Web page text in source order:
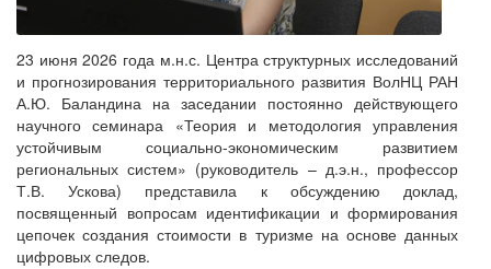
23 июня 2026 года м.н.с. Центра структурных исследований
и прогнозирования территориального развития ВолНЦ РАН
А.Ю. Баландина на заседании постоянно действующего
научного семинара «Теория и методология управления
устойчивым социально-экономическим развитием
региональных систем» (руководитель – д.э.н., профессор
Т.В. Ускова) представила к обсуждению доклад,
посвященный вопросам идентификации и формирования
цепочек создания стоимости в туризме на основе данных
цифровых следов.